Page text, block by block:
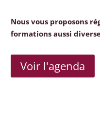
Nous vous proposons
formations aussi
Voir l'agenda